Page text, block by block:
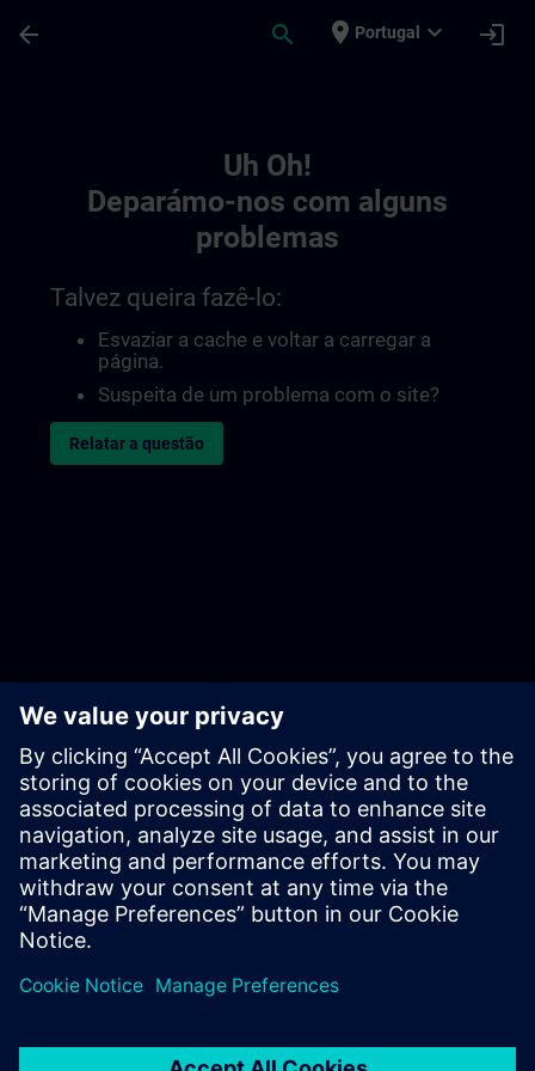
arrow_back search place Portugal expand_more login
Uh Oh!
Deparámo-nos com alguns
problemas
Talvez queira fazê-lo:
Esvaziar a cache e voltar a carregar a
página.
Suspeita de um problema com o site?
Relatar a questão